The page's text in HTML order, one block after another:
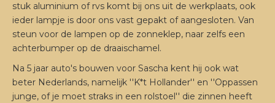
stuk aluminium of rvs komt bij ons uit de werkplaats, ook
ieder lampje is door ons vast gepakt of aangesloten. Van
steun voor de lampen op de zonneklep, naar zelfs een
achterbumper op de draaischamel.
Na 5 jaar auto's bouwen voor Sascha kent hij ook wat
beter Nederlands, namelijk ''K*t Hollander'' en ''Oppassen
junge, of je moet straks in een rolstoel'' die zinnen heeft